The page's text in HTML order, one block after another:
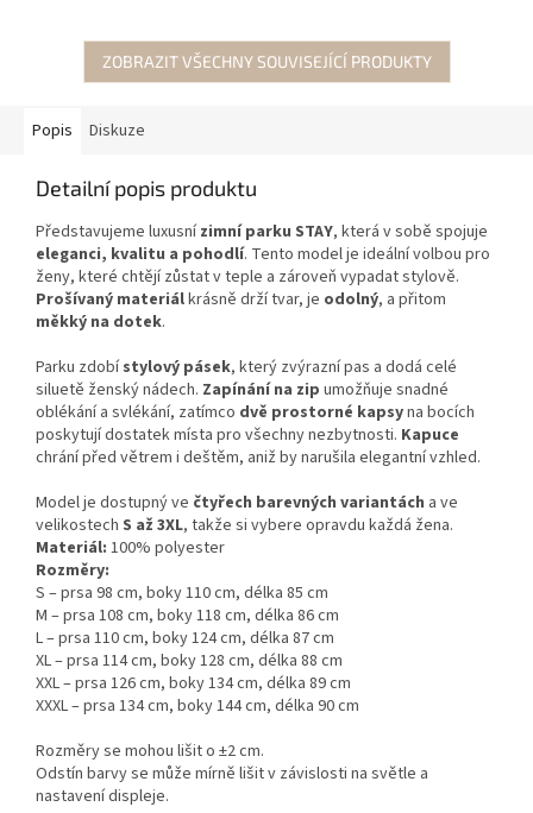
ZOBRAZIT VŠECHNY SOUVISEJÍCÍ PRODUKTY
Popis Diskuze
Detailní popis produktu
Představujeme luxusnízimní parku STAY, která v sobě spojuje
eleganci, kvalitu a pohodlí. Tento model je ideální volbou pro
ženy, které chtějí zůstat v teple a zároveň vypadat stylově.
Prošívaný materiálkrásně drží tvar, je odolný, a přitom
měkký na dotek.
Parku zdobístylový pásek, který zvýrazní pas a dodá celé
siluetě ženský nádech. Zapínání na zip umožňuje snadné
oblékání a svlékání, zatímco dvě prostorné kapsyna bocích
poskytují dostatek místa pro všechny nezbytnosti. Kapuce
chrání před větrem i deštěm, aniž by narušila elegantní vzhled.
Model je dostupný ve čtyřech barevných variantách a ve
velikostech S až 3XL, takže si vybere opravdu každá žena.
Materiál: 100% polyester
Rozměry:
S – prsa 98 cm, boky 110 cm, délka 85 cm
M – prsa 108 cm, boky 118 cm, délka 86 cm
L – prsa 110 cm, boky 124 cm, délka 87 cm
XL – prsa 114 cm, boky 128 cm, délka 88 cm
XXL – prsa 126 cm, boky 134 cm, délka 89 cm
XXXL – prsa 134 cm, boky 144 cm, délka 90 cm
Rozměry se mohou lišit o ±2 cm.
Odstín barvy se může mírně lišit v závislosti na světle a
nastavení displeje.